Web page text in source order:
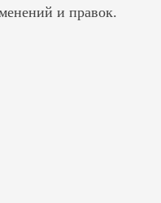
и правок.